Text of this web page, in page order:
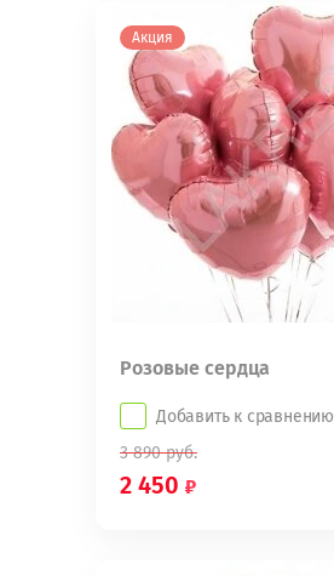
Акция
Розовые сердца
Добавить к сравнению
3 890руб.
2 450